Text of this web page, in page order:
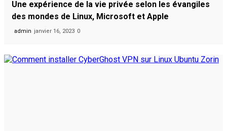
Une expérience de la vie privée selon les évangiles
des mondes de Linux, Microsoft et Apple
admin janvier 16, 2023 0